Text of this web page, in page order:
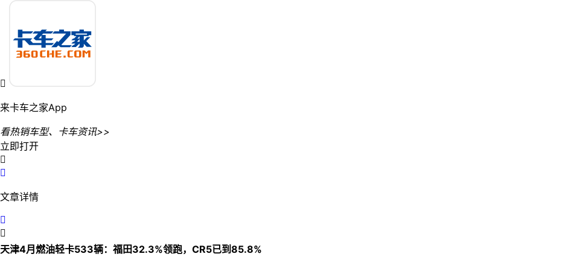

来卡车之家App
看热销车型、卡车资讯>>
立即打开


文章详情


天津4月燃油轻卡533辆：福田32.3%领跑，CR5已到85.8%